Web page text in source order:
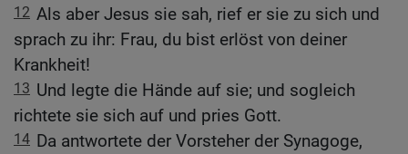
12 Als aber Jesus sie sah, rief er sie zu sich und
sprach zu ihr: Frau, du bist erlöst von deiner
Krankheit!
13 Und legte die Hände auf sie; und sogleich
richtete sie sich auf und pries Gott.
14 Da antwortete der Vorsteher der Synagoge,